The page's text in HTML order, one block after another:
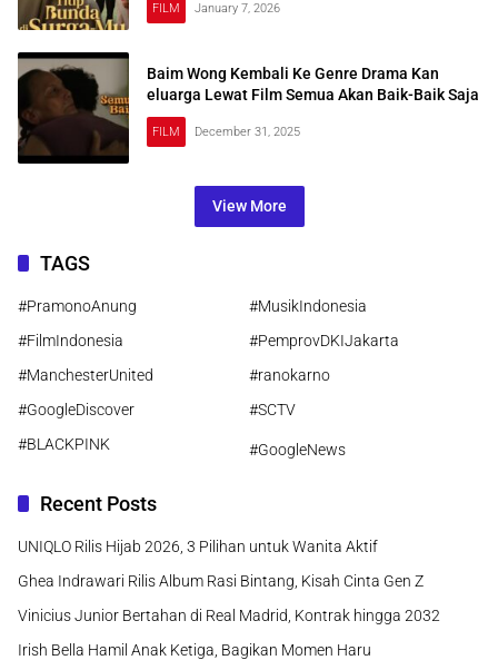
FILM January 7, 2026
Baim Wong Kembali Ke Genre Drama Kan
eluarga Lewat Film Semua Akan Baik-Baik Saja
FILM December 31, 2025
View More
TAGS
#PramonoAnung
#MusikIndonesia
#FilmIndonesia
#PemprovDKIJakarta
#ManchesterUnited
#ranokarno
#GoogleDiscover
#SCTV
#BLACKPINK
#GoogleNews
Recent Posts
UNIQLO Rilis Hijab 2026, 3 Pilihan untuk Wanita Aktif
Ghea Indrawari Rilis Album Rasi Bintang, Kisah Cinta Gen Z
Vinicius Junior Bertahan di Real Madrid, Kontrak hingga 2032
Irish Bella Hamil Anak Ketiga, Bagikan Momen Haru